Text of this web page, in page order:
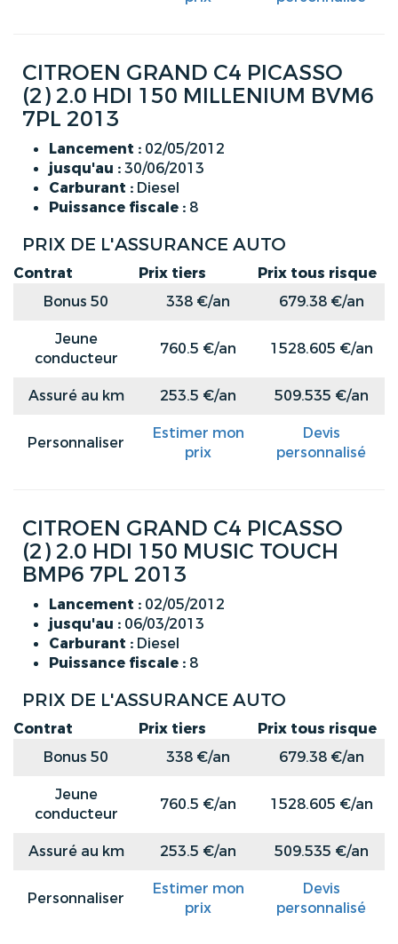
CITROEN GRAND C4 PICASSO
(2) 2.0 HDI 150 MILLENIUM BVM6
7PL 2013
Lancement : 02/05/2012
jusqu'au :30/06/2013
Carburant : Diesel
Puissance fiscale : 8
PRIX DE L'ASSURANCE AUTO
Contrat Prix tiers
Prix tous risque
Bonus 50
338 €/an
679.38 €/an
Jeune
conducteur
760.5 €/an 1528.605 €/an
Assuré au km 253.5 €/an 509.535 €/an
Personnaliser
Estimer mon
prix
Devis
personnalisé
CITROEN GRAND C4 PICASSO
(2) 2.0 HDI 150 MUSIC TOUCH
BMP6 7PL 2013
Lancement : 02/05/2012
jusqu'au : 06/03/2013
Carburant : Diesel
Puissance fiscale : 8
PRIX DE L'ASSURANCE AUTO
Contrat Prix tiers
Prix tous risque
Bonus 50
338 €/an
679.38 €/an
Jeune
conducteur
760.5 €/an 1528.605 €/an
Assuré au km 253.5 €/an 509.535 €/an
Personnaliser
Estimer mon
prix
Devis
personnalisé